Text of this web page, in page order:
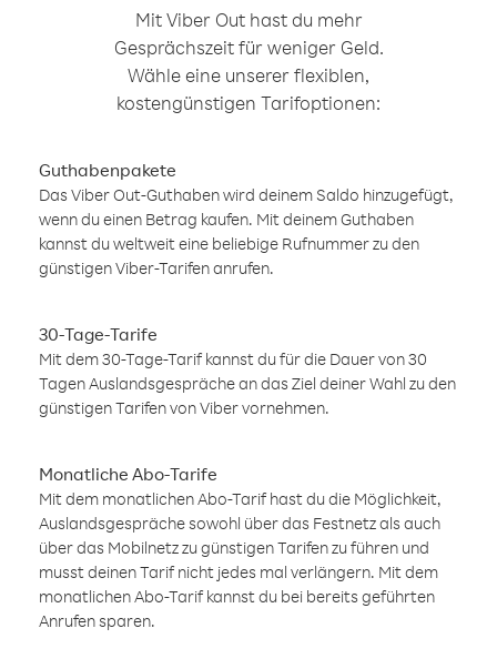
Mit Viber Out hast du mehr
Gesprächszeit für weniger Geld.
Wähle eine unserer flexiblen,
kostengünstigen Tarifoptionen:
Guthabenpakete
Das Viber Out-Guthaben wird deinem Saldo hinzugefügt,
wenn du einen Betrag kaufen. Mit deinem Guthaben
kannst du weltweit eine beliebige Rufnummer zu den
günstigen Viber-Tarifen anrufen.
30-Tage-Tarife
Mit dem 30-Tage-Tarif kannst du für die Dauer von 30
Tagen Auslandsgespräche an das Ziel deiner Wahl zu den
günstigen Tarifen von Viber vornehmen.
Monatliche Abo-Tarife
Mit dem monatlichen Abo-Tarif hast du die Möglichkeit,
Auslandsgespräche sowohl über das Festnetz als auch
über das Mobilnetz zu günstigen Tarifen zu führen und
musst deinen Tarif nicht jedes mal verlängern. Mit dem
monatlichen Abo-Tarif kannst du bei bereits geführten
Anrufen sparen.